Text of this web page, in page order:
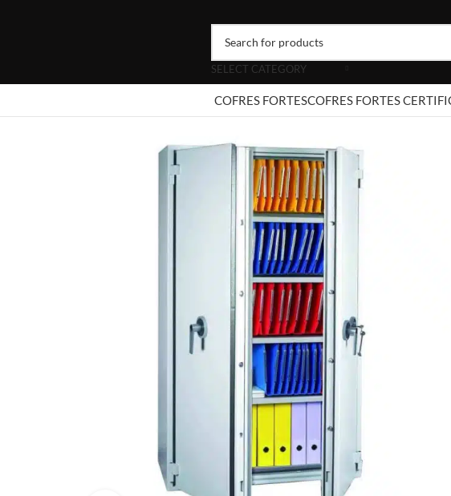
SELECT CATEGORY
COFRES FORTESCOFRES FORTES